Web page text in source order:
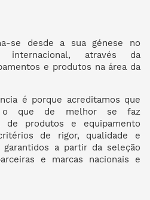
se desde a sua génese no
internacional, através da
e produtos na área da
é porque acreditamos que
o que de melhor se faz
de produtos e equipamento
de rigor, qualidade e
garantidos a partir da seleção
e marcas nacionais e